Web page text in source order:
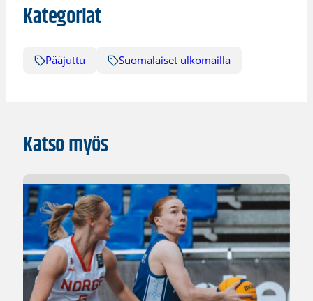
Kategoriat
Pääjuttu Suomalaiset ulkomailla
Katso myös